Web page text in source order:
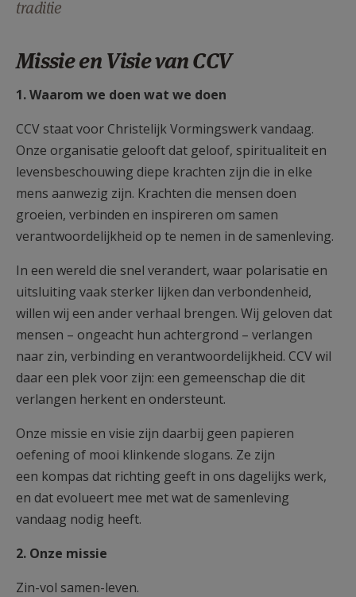
traditie
Missie en Visie van CCV
1. Waarom we doen wat we doen
CCV staat voor Christelijk Vormingswerk vandaag.
Onze organisatie gelooft dat geloof, spiritualiteit en
levensbeschouwing diepe krachten zijn die in elke
mens aanwezig zijn. Krachten die mensen doen
groeien, verbinden en inspireren om samen
verantwoordelijkheid op te nemen in de samenleving.
In een wereld die snel verandert, waar polarisatie en
uitsluiting vaak sterker lijken dan verbondenheid,
willen wij een ander verhaal brengen. Wij geloven dat
mensen – ongeacht hun achtergrond – verlangen
naar zin, verbinding en verantwoordelijkheid. CCV wil
daar een plek voor zijn: een gemeenschap die dit
verlangen herkent en ondersteunt.
Onze missie en visie zijn daarbij geen papieren
oefening of mooi klinkende slogans. Ze zijn
een kompas dat richting geeft in ons dagelijks werk,
en dat evolueert mee met wat de samenleving
vandaag nodig heeft.
2. Onze missie
Zin-vol samen-leven.